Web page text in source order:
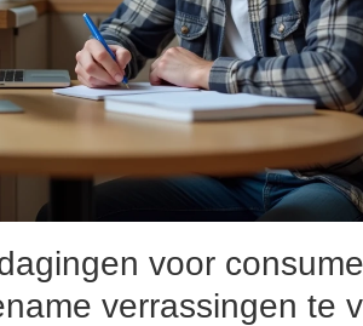
voor
verrassingen te